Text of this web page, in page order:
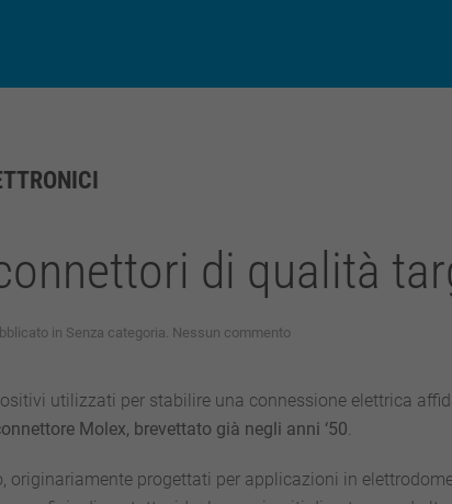
di qualità
in Senza categoria. Nessun commentosu
qualità
targati
utilizzati per stabilire una connessione elettrica
Molex, brevettato già negli anni ‘50.
originariamente progettati per applicazioni in